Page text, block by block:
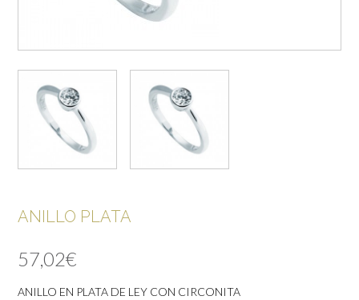
ANILLO PLATA
57,02€
ANILLO EN PLATA DE LEY CON CIRCONITA